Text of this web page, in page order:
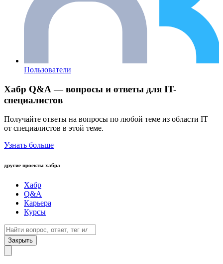
Пользователи
Хабр Q&A — вопросы и ответы для IT-
специалистов
Получайте ответы на вопросы по любой теме из области IT
от специалистов в этой теме.
Узнать больше
другие проекты хабра
Хабр
Q&A
Карьера
Курсы
Закрыть